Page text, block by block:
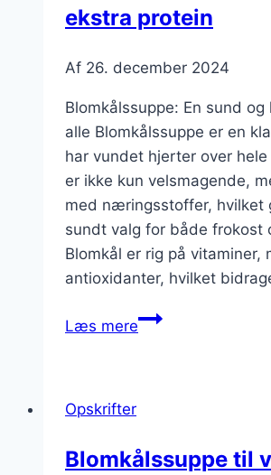
ekstra protein
Af 26. december 2024
Blomkålssuppe: En sund
alle Blomkålssuppe er en
har vundet hjerter over hele
er ikke kun velsmagende,
med næringsstoffer, hvilket
sundt valg for både frokost
Blomkål er rig på vitaminer,
antioxidanter, hvilket
Læs mereBlomkålssuppe
Opskrifter
Blomkålssuppe til